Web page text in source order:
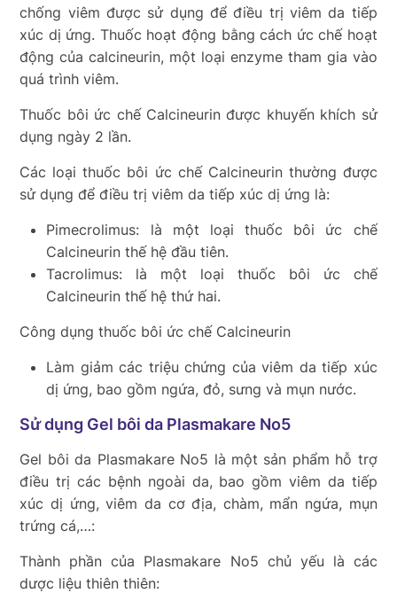
chống viêm được sử dụng để điều trị viêm da tiếp
xúc dị ứng. Thuốc hoạt động bằng cách ức chế hoạt
động của calcineurin, một loại enzyme tham gia vào
quá trình viêm.
Thuốc bôi ức chế Calcineurin được khuyến khích sử
dụng ngày 2 lần.
Các loại thuốc bôi ức chế Calcineurin thường được
sử dụng để điều trị viêm da tiếp xúc dị ứng là:
Pimecrolimus: là một loại thuốc bôi ức chế
Calcineurin thế hệ đầu tiên.
Tacrolimus: là một loại thuốc bôi ức chế
Calcineurin thế hệ thứ hai.
Công dụng thuốc bôi ức chế Calcineurin
Làm giảm các triệu chứng của viêm da tiếp xúc
dị ứng, bao gồm ngứa, đỏ, sưng và mụn nước.
Sử dụng Gel bôi da Plasmakare No5
Gel bôi da Plasmakare No5 là một sản phẩm hỗ trợ
điều trị các bệnh ngoài da, bao gồm viêm da tiếp
xúc dị ứng, viêm da cơ địa, chàm, mẩn ngứa, mụn
trứng cá,…:
Thành phần của Plasmakare No5 chủ yếu là các
dược liệu thiên thiên: